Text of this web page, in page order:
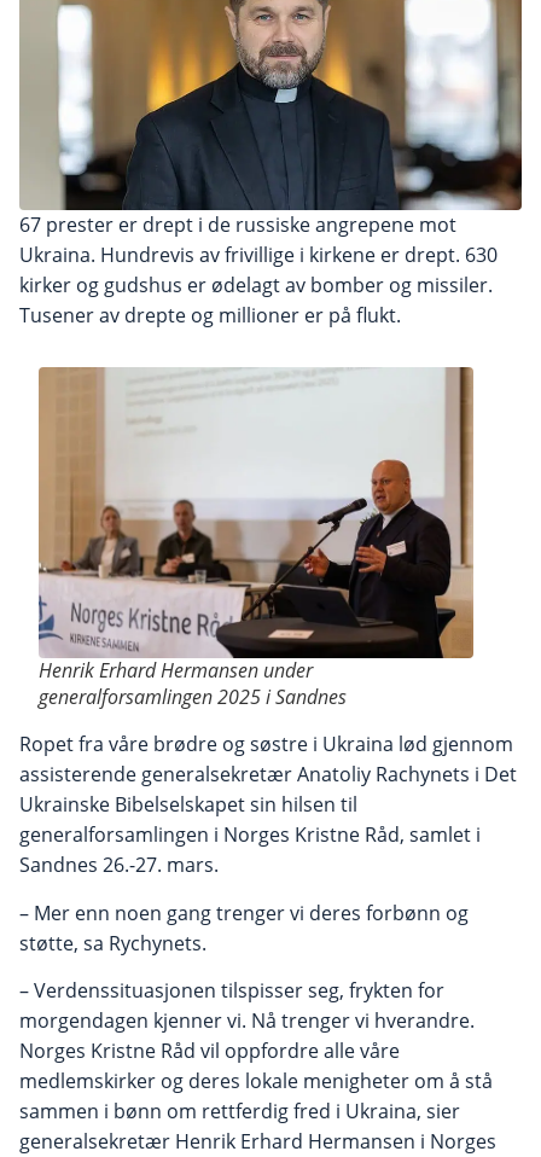
67 prester er drept i de russiske angrepene mot
Ukraina. Hundrevis av frivillige i kirkene er drept. 630
kirker og gudshus er ødelagt av bomber og missiler.
Tusener av drepte og millioner er på flukt.
Henrik Erhard Hermansen under
generalforsamlingen 2025 i Sandnes
Ropet fra våre brødre og søstre i Ukraina lød gjennom
assisterende generalsekretær Anatoliy Rachynets i Det
Ukrainske Bibelselskapet sin hilsen til
generalforsamlingen i Norges Kristne Råd, samlet i
Sandnes 26.-27. mars.
– Mer enn noen gang trenger vi deres forbønn og
støtte, sa Rychynets.
– Verdenssituasjonen tilspisser seg, frykten for
morgendagen kjenner vi. Nå trenger vi hverandre.
Norges Kristne Råd vil oppfordre alle våre
medlemskirker og deres lokale menigheter om å stå
sammen i bønn om rettferdig fred i Ukraina, sier
generalsekretær Henrik Erhard Hermansen i Norges